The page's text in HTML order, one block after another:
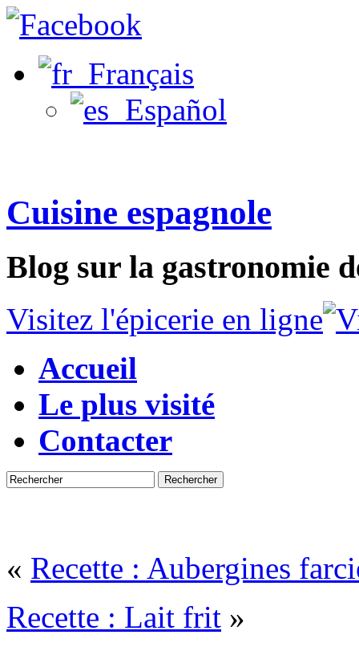
Français
Español
Cuisine espagnole
Blog sur la gastronomie
Visitez l'épicerie en ligne
Accueil
Le plus visité
Contacter
Rechercher
« Recette : Aubergines
Recette : Lait frit »